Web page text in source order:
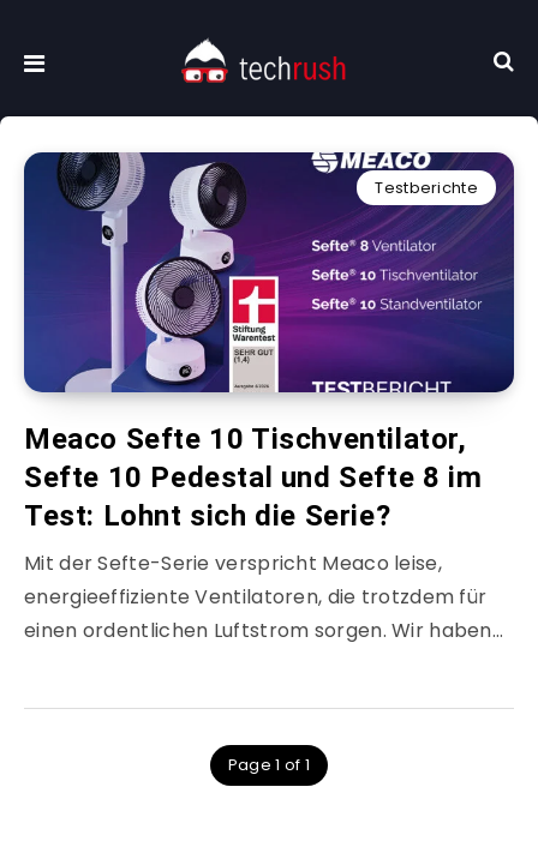
Testberichte
Meaco Sefte 10 Tischventilator,
Sefte 10 Pedestal und Sefte 8 im
Test: Lohnt sich die Serie?
Mit der Sefte-Serie verspricht Meaco leise,
energieeffiziente Ventilatoren, die trotzdem für
einen ordentlichen Luftstrom sorgen. Wir haben…
Page 1 of 1